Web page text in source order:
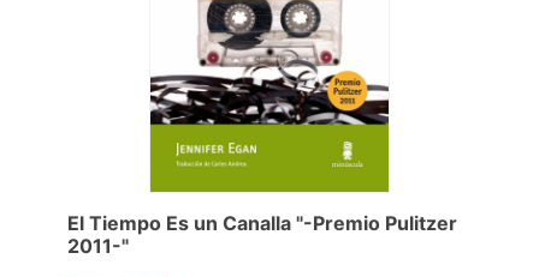
El Tiempo Es un Canalla "-Premio Pulitzer
2011-"